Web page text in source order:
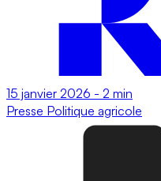
15 janvier 2026 - 2 min
Presse Politique agricole